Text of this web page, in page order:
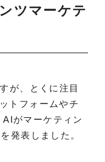
ツマーケテ
が、とくに注目
トフォームやチ
がマーケティン
発表しました。